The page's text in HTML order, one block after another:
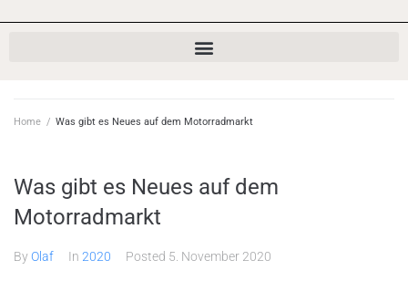
Home / Was gibt es Neues auf dem Motorradmarkt
Was gibt es Neues auf dem
Motorradmarkt
ByOlaf In 2020 Posted 5. November 2020